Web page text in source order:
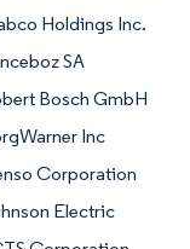
Holdings Inc.
SA
Bosch GmbH
Inc
Corporation
Electric